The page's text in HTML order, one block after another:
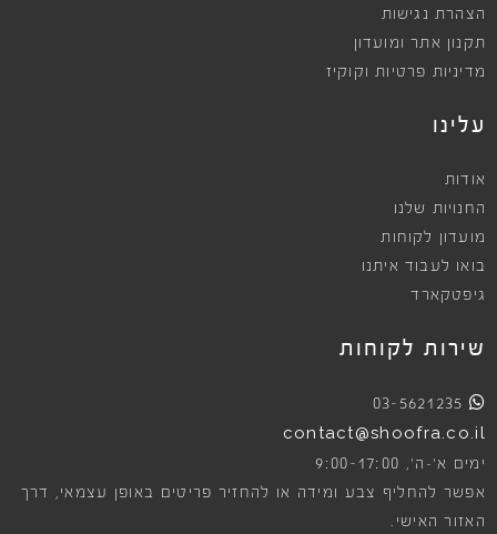
הצהרת נגישות
תקנון אתר ומועדון
מדיניות פרטיות וקוקיז
עלינו
אודות
החנויות שלנו
מועדון לקוחות
בואו לעבוד איתנו
גיפטקארד
שירות לקוחות
03-5621235
contact@shoofra.co.il
ימים א׳-ה׳, 9:00-17:00
אפשר להחליף צבע ומידה או להחזיר פריטים באופן עצמאי, דרך
האזור האישי.